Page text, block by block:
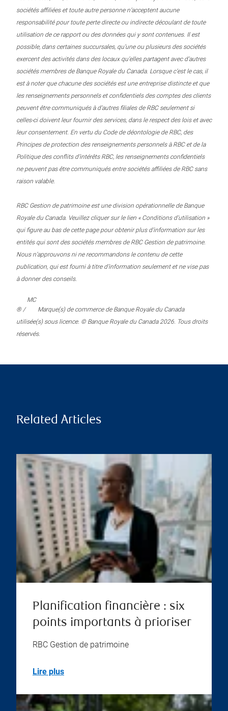
sociétés affiliées et toute autre personne n’acceptent aucune
responsabilité pour toute perte directe ou indirecte découlant de toute
utilisation de ce rapport ou des données qui y sont contenues. Il est
possible, dans certaines succursales, qu’une ou plusieurs des sociétés
exercent des activités dans des locaux qu’elles partagent avec d’autres
sociétés membres de Banque Royale du Canada. Lorsque c’est le cas, il
est à noter que chacune des sociétés est une entreprise distincte et que
les renseignements personnels et confidentiels des comptes des clients
peuvent être communiqués à d’autres filiales de RBC seulement si
celles-ci doivent leur fournir des services, dans le respect des lois et avec
leur consentement. En vertu du Code de déontologie de RBC, des
Principes de protection des renseignements personnels à RBC et de la
Politique des conflits d’intérêts RBC, les renseignements confidentiels
ne peuvent pas être communiqués entre sociétés affiliées de RBC sans
raison valable.
RBC Gestion de patrimoine est une division opérationnelle de Banque
Royale du Canada. Veuillez cliquer sur le lien « Conditions d’utilisation »
qui figure au bas de cette page pour obtenir plus d’information sur les
entités qui sont des sociétés membres de RBC Gestion de patrimoine.
Nous n’approuvons ni ne recommandons le contenu de cette
publication, qui est fourni à titre d’information seulement et ne vise pas
à donner des conseils.
® /
MC
Marque(s) de commerce de Banque Royale du Canada
utilisée(s) sous licence. © Banque Royale du Canada 2026. Tous droits
réservés.
Related Articles
Planification financière : six
points importants à prioriser
RBC Gestion de patrimoine
Lire plus